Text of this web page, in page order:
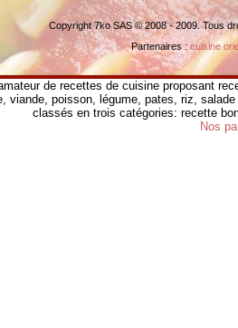
Copyright 7ko SAS © 2008 - 2009. Tous
Partenaires :cuisine
de recettes de cuisine proposant
viande, poisson, légume, pates, riz,
classés en trois catégories: recette
Nos